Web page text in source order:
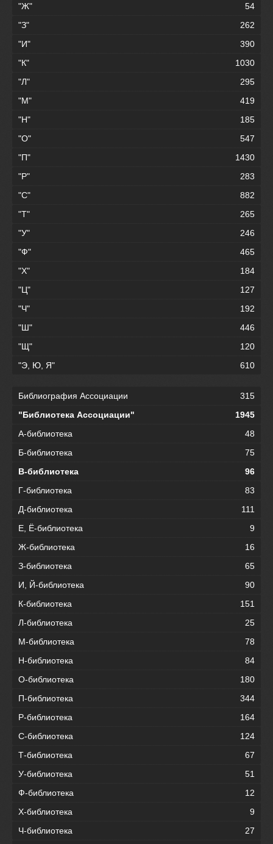
"Ж"
54
"З"
262
"И"
390
"К"
1030
"Л"
295
"М"
419
"Н"
185
"О"
547
"П"
1430
"Р"
283
"С"
882
"Т"
265
"У"
246
"Ф"
465
"Х"
184
"Ц"
127
"Ч"
192
"Ш"
446
"Щ"
120
"Э, Ю, Я"
610
Библиография Ассоциации
315
"Библиотека Ассоциации"
1945
А-библиотека
48
Б-библиотека
75
В-библиотека
96
Г-библиотека
83
Д-библиотека
111
Е, Ё-библиотека
9
Ж-библиотека
16
З-библиотека
65
И, Й-библиотека
90
К-библиотека
151
Л-библиотека
25
М-библиотека
78
Н-библиотека
84
О-библиотека
180
П-библиотека
344
Р-библиотека
164
С-библиотека
124
Т-библиотека
67
У-библиотека
51
Ф-библиотека
12
Х-библиотека
9
Ч-библиотека
27